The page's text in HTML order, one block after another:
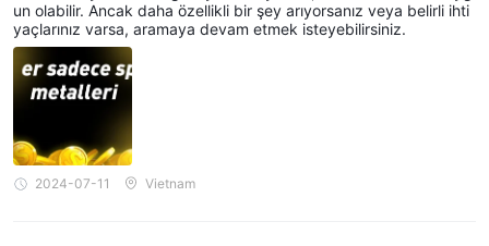
un olabilir. Ancak daha özellikli bir şey arıyorsanız veya belirli ihti
yaçlarınız varsa, aramaya devam etmek isteyebilirsiniz.
2024-07-11 Vietnam